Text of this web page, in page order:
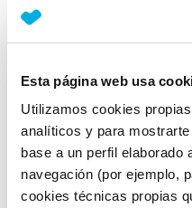
Esta página web usa
Utilizamos cookies
analíticos y para
base a un perfil elaborado
navegación (por ejemplo,
cookies técnicas propias
Ficha técnica
Exterior